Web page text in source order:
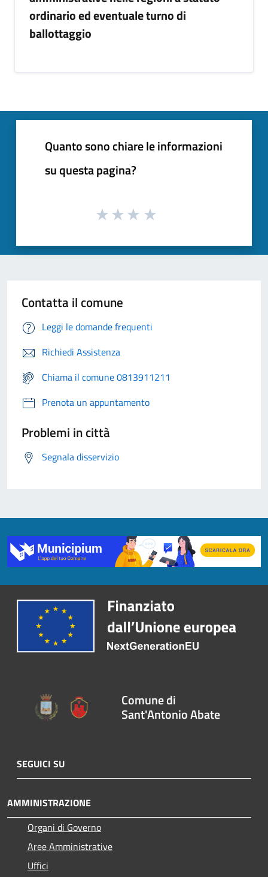
ordinario ed eventuale turno di
ballottaggio
Quanto sono chiare le informazioni
su questa pagina?
Contatta il comune
Leggi le domande frequenti
Richiedi Assistenza
Chiama il comune 0813911211
Prenota un appuntamento
Problemi in città
Segnala disservizio
Comune di
Sant'Antonio Abate
SEGUICI SU
AMMINISTRAZIONE
Organi di Governo
Aree Amministrative
Uffici